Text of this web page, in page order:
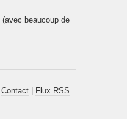
(avec beaucoup de
Contact| Flux RSS